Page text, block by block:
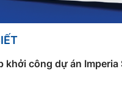
khởi công dự án Imperia